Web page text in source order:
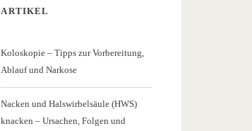
ARTIKEL
Koloskopie – Tipps zur Vorbereitung,
Ablauf und Narkose
Nacken und Halswirbelsäule (HWS)
knacken – Ursachen, Folgen und